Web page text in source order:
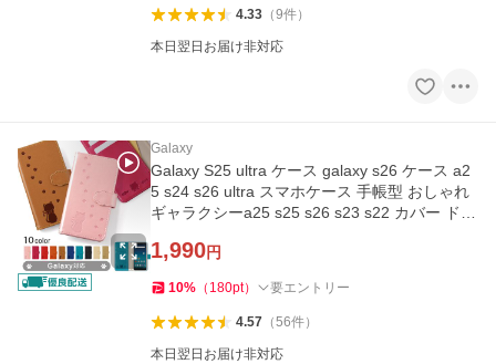
4.33（9件）
本日翌日お届け非対応
Galaxy
Galaxy S25 ultra ケース galaxy s26 ケース a2
5 s24 s26 ultra スマホケース 手帳型 おしゃれ
ギャラクシーa25 s25 s26 s23 s22 カバー ドコ
1,990円
10% （ 180pt） 要エントリー
4.57（56件）
本日翌日お届け非対応